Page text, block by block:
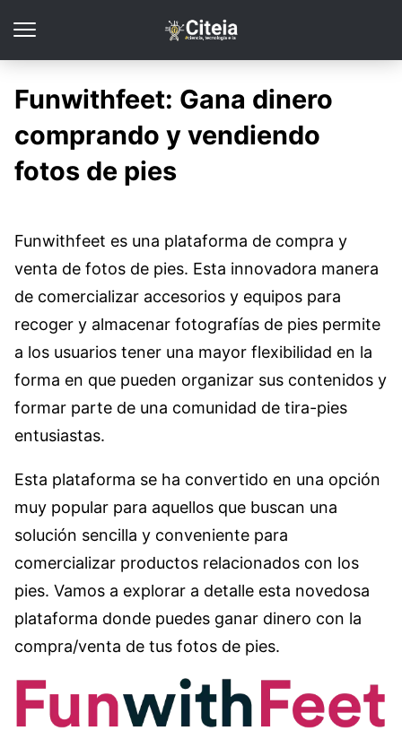
Funwithfeet: Gana dinero
comprando y vendiendo
fotos de pies
Funwithfeet es una plataforma de compra y
venta de fotos de pies. Esta innovadora manera
de comercializar accesorios y equipos para
recoger y almacenar fotografías de pies permite
a los usuarios tener una mayor flexibilidad en la
forma en que pueden organizar sus contenidos y
formar parte de una comunidad de tira-pies
entusiastas.
Esta plataforma se ha convertido en una opción
muy popular para aquellos que buscan una
solución sencilla y conveniente para
comercializar productos relacionados con los
pies. Vamos a explorar a detalle esta novedosa
plataforma donde puedes ganar dinero con la
compra/venta de tus fotos de pies.